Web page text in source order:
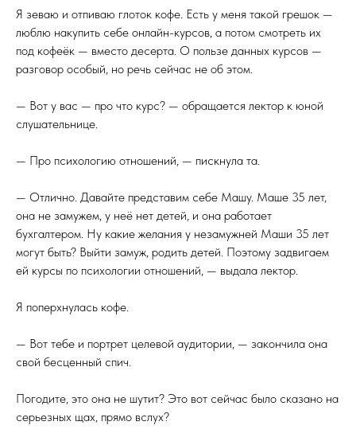
Я зеваю и отпиваю глоток кофе. Есть у меня такой грешок —
люблю накупить себе онлайн-курсов, а потом смотреть их
под кофеёк — вместо десерта. О пользе данных курсов —
разговор особый, но речь сейчас не об этом.
— Вот у вас — про что курс? — обращается лектор к юной
слушательнице.
— Про психологию отношений, — пискнула та.
— Отлично. Давайте представим себе Машу. Маше 35 лет,
она не замужем, у неё нет детей, и она работает
бухгалтером. Ну какие желания у незамужней Маши 35 лет
могут быть? Выйти замуж, родить детей. Поэтому задвигаем
ей курсы по психологии отношений, — выдала лектор.
Я поперхнулась кофе.
— Вот тебе и портрет целевой аудитории, — закончила она
свой бесценный спич.
Погодите, это она не шутит? Это вот сейчас было сказано на
серьезных щах, прямо вслух?